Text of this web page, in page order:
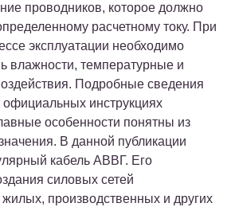
проводников, которое должно
расчетному току. При
эксплуатации необходимо
влажности, температурные и
Подробные сведения
инструкциях
особенности понятны из
В данной публикации
кабель АВВГ. Его
силовых сетей
жилых, производственных и других